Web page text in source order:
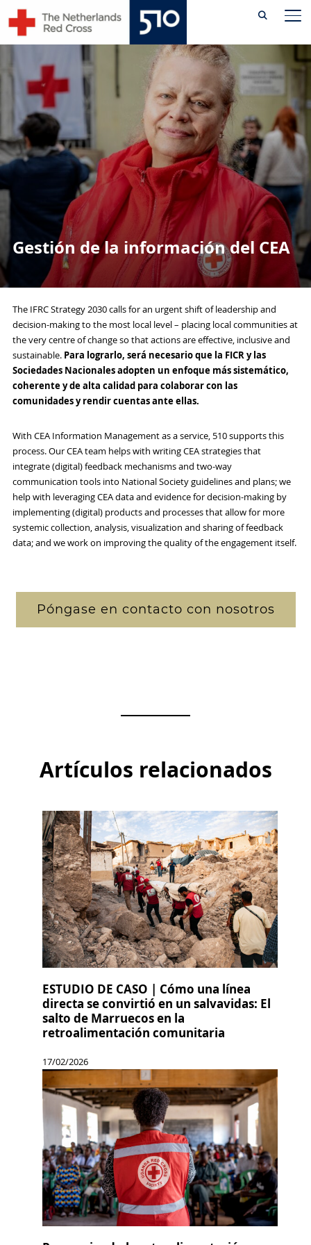
content
Gestión de la información del CEA
The IFRC Strategy 2030 calls for an urgent shift of leadership and
decision-making to the most local level – placing local communities at
the very centre of change so that actions are effective, inclusive and
sustainable. Para lograrlo, será necesario que la FICR y las
Sociedades Nacionales adopten un enfoque más sistemático,
coherente y de alta calidad para colaborar con las
comunidades y rendir cuentas ante ellas.
With CEA Information Management as a service, 510 supports this
process. Our CEA team helps with writing CEA strategies that
integrate (digital) feedback mechanisms and two-way
communication tools into National Society guidelines and plans; we
help with leveraging CEA data and evidence for decision-making by
implementing (digital) products and processes that allow for more
systemic collection, analysis, visualization and sharing of feedback
data; and we work on improving the quality of the engagement itself.
Póngase en contacto con nosotros
Artículos relacionados
ESTUDIO DE CASO | Cómo una línea
directa se convirtió en un salvavidas: El
salto de Marruecos en la
retroalimentación comunitaria
17/02/2026